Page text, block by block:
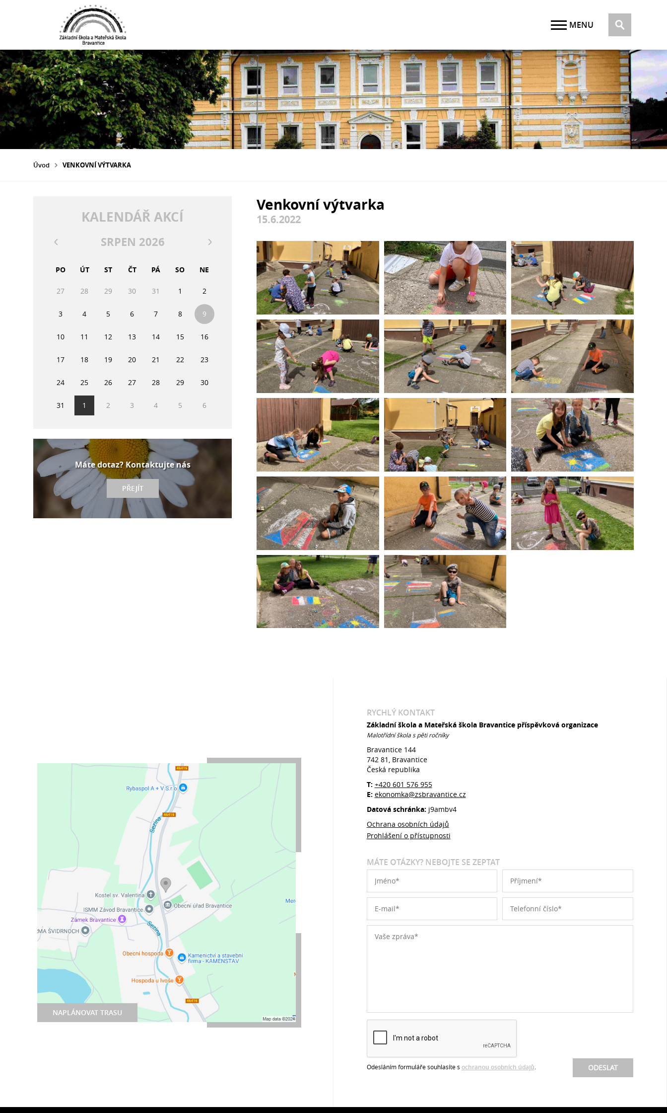
Úvod VENKOVNÍ VÝTVARKA
Venkovní výtvarka
15.6.2022
KALENDÁŘ AKCÍ
SRPEN 2026
PO ÚT ST ČT PÁ SO NE
27 28 29 30 31 1 2
3 4 5 6 7 8 9
10 11 12 13 14 15 16
17 18 19 20 21 22 23
24 25 26 27 28 29 30
31 1 2 3 4 5 6
Máte dotaz? Kontaktujte nás
PŘEJÍT
NAPLÁNOVAT TRASU
RYCHLÝ KONTAKT
Základní škola a Mateřská škola Bravantice příspěvková organizace
Malotřídní škola s pěti ročníky
Bravantice 144
742 81, Bravantice
Česká republika
T: +420 601 576 955
E: ekonomka@zsbravantice.cz
Datová schránka: j9ambv4
Ochrana osobních údajů
Prohlášení o přístupnosti
MÁTE OTÁZKY? NEBOJTE SE ZEPTAT
Odesláním formuláře souhlasíte s ochranou osobních údajů.